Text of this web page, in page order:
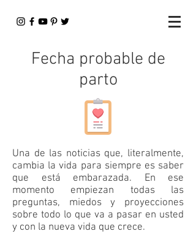
Fecha probable de
parto
Una de las noticias que, literalmente,
cambia la vida para siempre es saber
que está embarazada. En ese
momento empiezan todas las
preguntas, miedos y proyecciones
sobre todo lo que va a pasar en usted
y con la nueva vida que crece.